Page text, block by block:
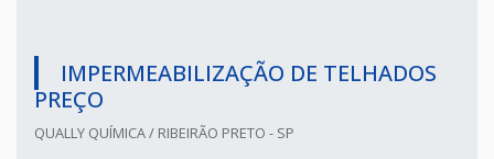
IMPERMEABILIZAÇÃO DE TELHADOS
PREÇO
QUALLY QUÍMICA / RIBEIRÃO PRETO - SP